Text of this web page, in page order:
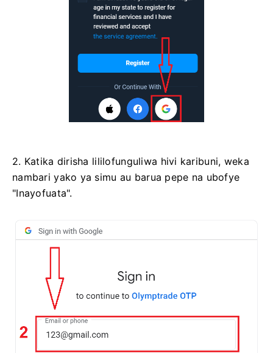
2. Katika dirisha lililofunguliwa hivi karibuni, weka
nambari yako ya simu au barua pepe na ubofye
"Inayofuata".